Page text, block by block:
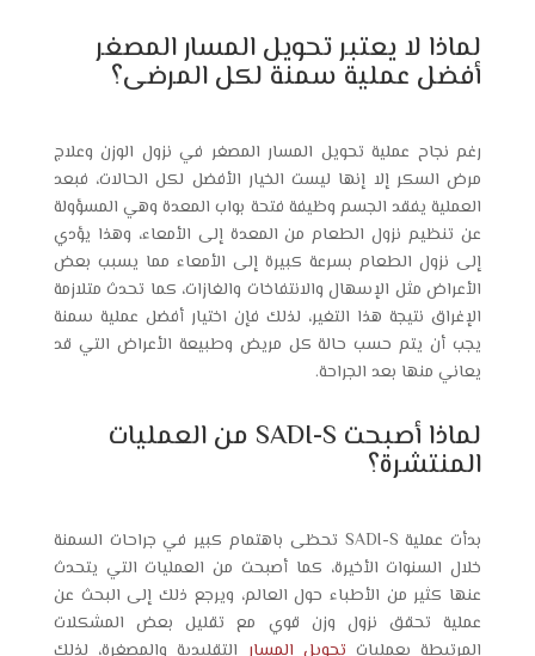
لماذا لا يعتبر تحويل المسار المصغر
أفضل عملية سمنة لكل المرضى؟
رغم نجاح عملية تحويل المسار المصغر في نزول الوزن وعلاج
مرض السكر إلا إنها ليست الخيار الأفضل لكل الحالات، فبعد
العملية يفقد الجسم وظيفة فتحة بواب المعدة وهي المسؤولة
عن تنظيم نزول الطعام من المعدة إلى الأمعاء، وهذا يؤدي
إلى نزول الطعام بسرعة كبيرة إلى الأمعاء مما يسبب بعض
الأعراض مثل الإسهال والانتفاخات والغازات، كما تحدث متلازمة
الإغراق نتيجة هذا التغير، لذلك فإن اختيار أفضل عملية سمنة
يجب أن يتم حسب حالة كل مريض وطبيعة الأعراض التي قد
يعاني منها بعد الجراحة.
لماذا أصبحت SADI-S من العمليات
المنتشرة؟
بدأت عملية SADI-S تحظى باهتمام كبير في جراحات السمنة
خلال السنوات الأخيرة، كما أصبحت من العمليات التي يتحدث
عنها كثير من الأطباء حول العالم، ويرجع ذلك إلى البحث عن
عملية تحقق نزول وزن قوي مع تقليل بعض المشكلات